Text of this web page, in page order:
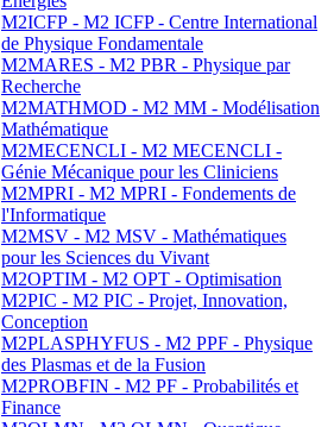
M2ICFP - M2 ICFP - Centre International
de Physique Fondamentale
M2MARES - M2 PBR - Physique par
Recherche
M2MATHMOD - M2 MM - Modélisation
Mathématique
M2MECENCLI - M2 MECENCLI -
Génie Mécanique pour les Cliniciens
M2MPRI - M2 MPRI - Fondements de
l'Informatique
M2MSV - M2 MSV - Mathématiques
pour les Sciences du Vivant
M2OPTIM - M2 OPT - Optimisation
M2PIC - M2 PIC - Projet, Innovation,
Conception
M2PLASPHYFUS - M2 PPF - Physique
des Plasmas et de la Fusion
M2PROBFIN - M2 PF - Probabilités et
Finance